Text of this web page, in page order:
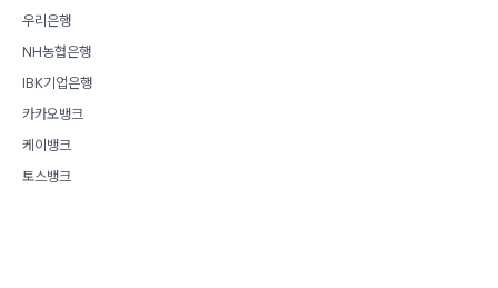
우리은행
NH농협은행
IBK기업은행
카카오뱅크
케이뱅크
토스뱅크